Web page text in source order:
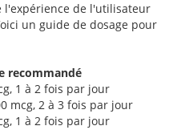
l'expérience de l'utilisateur
un guide de dosage pour
recommandé
1 à 2 fois par jour
mcg, 2 à 3 fois par jour
1 à 2 fois par jour